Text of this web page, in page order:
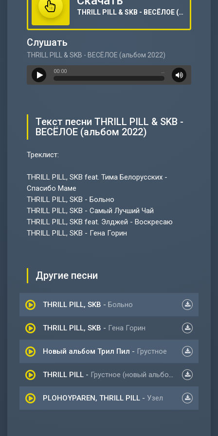
THRILL PILL & SKB - ВЕСЁЛОЕ (альбом 2022)
Слушать
THRILL PILL & SKB - ВЕСЁЛОЕ (альбом 2022)
00:00 …
Текст песни THRILL PILL & SKB -
ВЕСЁЛОЕ (альбом 2022)
Треклист:
THRILL PILL, SKB feat. Тима Белорусских -
Спасибо Маме
THRILL PILL, SKB - Больно
THRILL PILL, SKB - Самый Лучший Чай
THRILL PILL, SKB feat. Элджей - Воскресаю
THRILL PILL, SKB - Гена Горин
Другие песни
THRILL PILL, SKB - Больно
THRILL PILL, SKB - Гена Горин
Новый альбом Трил Пил - Грустное
THRILL PILL - Грустное (новый альбом 2021)
PLOHOYPAREN, THRILL PILL - Узел